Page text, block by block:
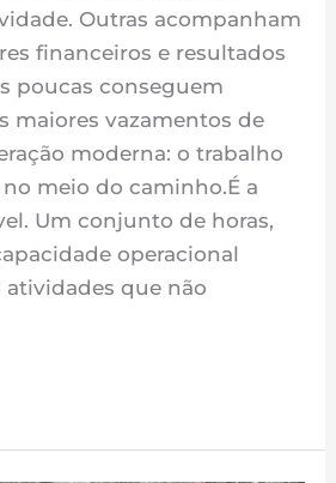
Outras acompanham
financeiros e resultados
poucas conseguem
maiores vazamentos de
moderna: o trabalho
meio do caminho.É a
Um conjunto de horas,
operacional
que não